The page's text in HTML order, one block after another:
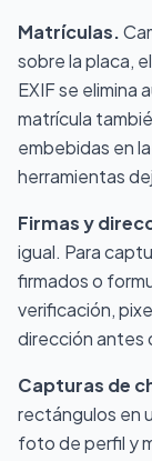
Matrículas.
sobre la placa,
EXIF se elimina
matrícula
embebidas en
herramientas
Firmas y
igual. Para
firmados o
verificación,
dirección antes
Capturas de
rectángulos en
foto de perfil y